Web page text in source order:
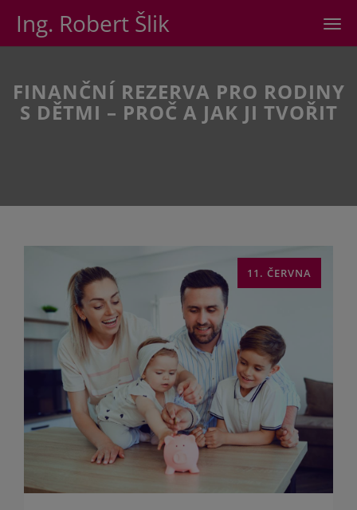
Ing. Robert Šlik
FINANČNÍ REZERVA PRO RODINY
S DĚTMI – PROČ A JAK JI TVOŘIT
11. ČERVNA